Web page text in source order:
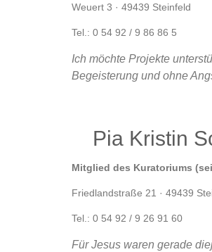
Weuert 3 · 49439 Steinfeld
Tel.: 0 54 92 / 9 86 86 5
Ich möchte Projekte
Begeisterung und ohne
Pia Kristin
Mitglied des Kuratoriums
Friedlandstraße 21 · 49439
Tel.: 0 54 92 / 9 26 91 60
Für Jesus waren gerade